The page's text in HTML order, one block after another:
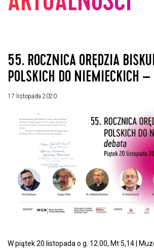
55. ROCZNICA ORĘDZIA
POLSKICH DO NIEMIECKICH –
17 listopada 2020
W piątek 20 listopada o g. 12.00, Mt 5,14 |